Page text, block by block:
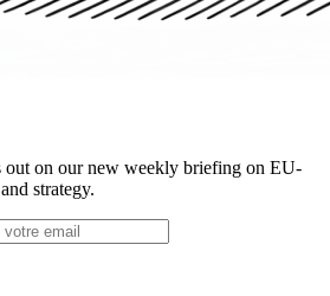
out on our new weekly briefing on EU-
strategy.